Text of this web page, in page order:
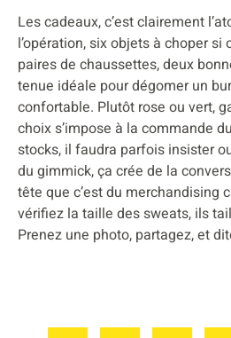
Les cadeaux, c’est clairement
l’opération, six objets à choper si
paires de chaussettes, deux
tenue idéale pour dégomer un
confortable. Plutôt rose ou vert,
choix s’impose à la commande
stocks, il faudra parfois insister
du gimmick, ça crée de la
tête que c’est du merchandising
vérifiez la taille des sweats, ils
Prenez une photo, partagez, et